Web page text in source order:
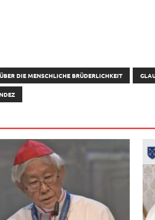
DIE MENSCHLICHE BRÜDERLICHKEIT